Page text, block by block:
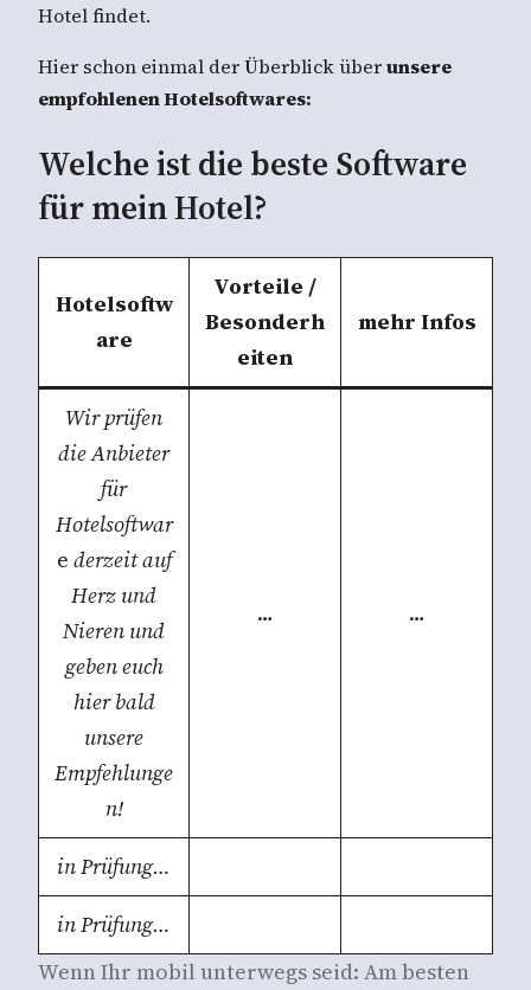
Hotel findet.
Hier schon einmal der Überblick überunsere
empfohlenen Hotelsoftwares:
Welche ist die beste Software
für mein Hotel?
Hotelsoftw
are
Vorteile /
Besonderh
eiten
mehr Infos
Wir prüfen
die Anbieter
für
Hotelsoftwar
e derzeit auf
Herz und
Nieren und
geben euch
hier bald
unsere
Empfehlunge
n!
… …
in Prüfung…
in Prüfung…
Wenn Ihr mobil unterwegs seid: Am besten